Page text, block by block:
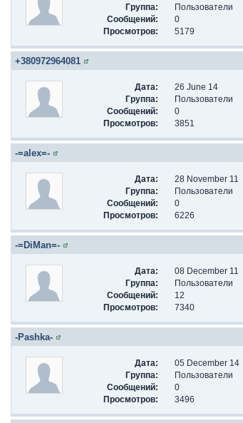
Группа:
Пользователи
Сообщений:
0
Просмотров:
5179
+380972964081
Дата:
26 June 14
Группа:
Пользователи
Сообщений:
0
Просмотров:
3851
-=alex=-
Дата:
28 November 11
Группа:
Пользователи
Сообщений:
0
Просмотров:
6226
-=DiMan=-
Дата:
08 December 11
Группа:
Пользователи
Сообщений:
12
Просмотров:
7340
-Pashka-
Дата:
05 December 14
Группа:
Пользователи
Сообщений:
0
Просмотров:
3496